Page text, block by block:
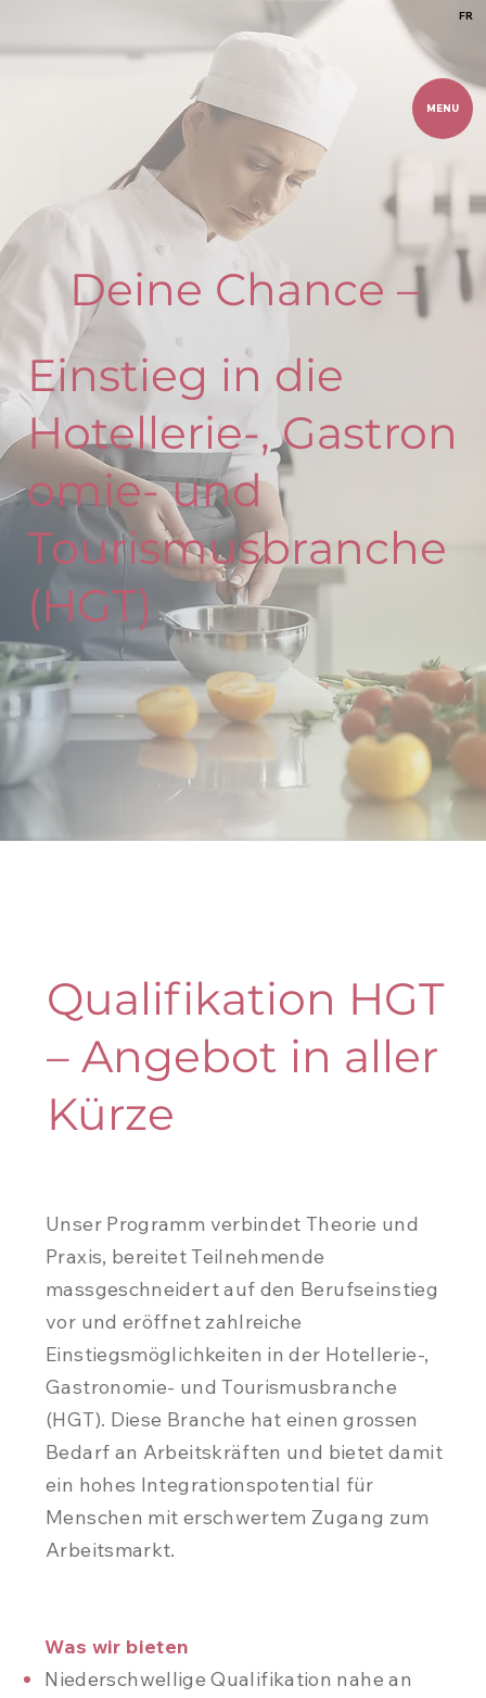
Deine Chance –
Einstieg in die
Hotellerie-, Gastron
omie- und
Tourismusbranche
(HGT)
FR
Qualifikation HGT
– Angebot in aller
Kürze
Unser Programm verbindet Theorie und
Praxis, bereitet Teilnehmende
massgeschneidert auf den Berufseinstieg
vor und eröffnet zahlreiche
Einstiegsmöglichkeiten in der Hotellerie-,
Gastronomie- und Tourismusbranche
(HGT). Diese Branche hat einen grossen
Bedarf an Arbeitskräften und bietet damit
ein hohes Integrationspotential für
Menschen mit erschwertem Zugang zum
Arbeitsmarkt.
Was wir bieten
Niederschwellige Qualifikation nahe an
MENU